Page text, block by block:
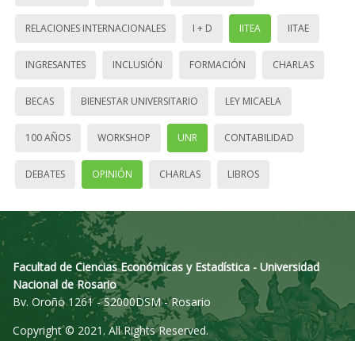
RELACIONES INTERNACIONALES I + D IITEA IITAE
INGRESANTES INCLUSIÓN FORMACIÓN CHARLAS
BECAS BIENESTAR UNIVERSITARIO LEY MICAELA
100 AÑOS WORKSHOP UNR CONTABILIDAD
DEBATES OPINIÓN CHARLAS LIBROS
Facultad de Ciencias Económicas y Estadística - Universidad
Nacional de Rosario
Bv. Oroño 1261 - S2000DSM - Rosario
Copyright © 2021. All Rights Reserved.